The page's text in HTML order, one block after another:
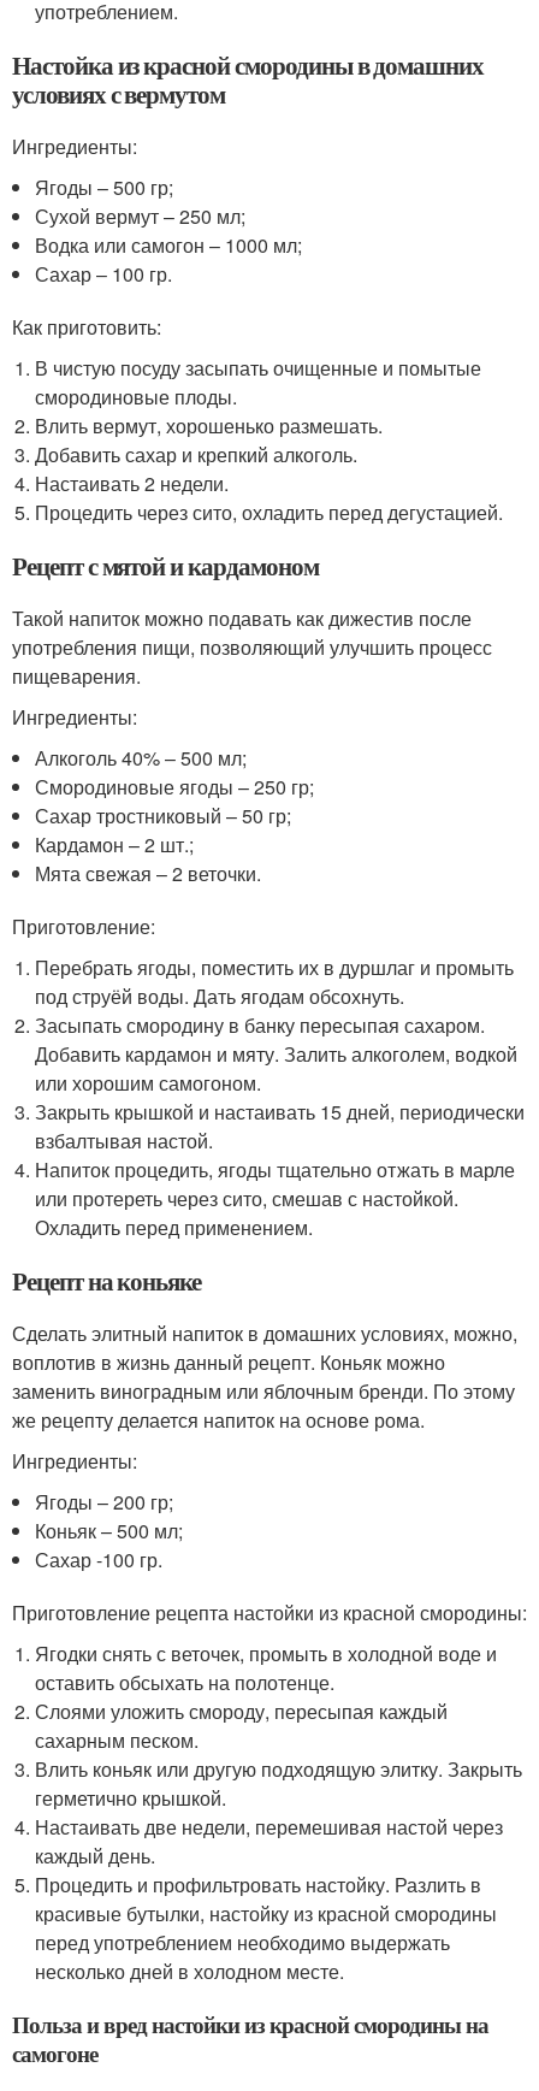
употреблением.
Настойка из красной смородины в домашних
условиях с вермутом
Ингредиенты:
Ягоды – 500 гр;
Сухой вермут – 250 мл;
Водка или самогон – 1000 мл;
Сахар – 100 гр.
Как приготовить:
В чистую посуду засыпать очищенные и помытые
смородиновые плоды.
Влить вермут, хорошенько размешать.
Добавить сахар и крепкий алкоголь.
Настаивать 2 недели.
Процедить через сито, охладить перед дегустацией.
Рецепт с мятой и кардамоном
Такой напиток можно подавать как дижестив после
употребления пищи, позволяющий улучшить процесс
пищеварения.
Ингредиенты:
Алкоголь 40% – 500 мл;
Смородиновые ягоды – 250 гр;
Сахар тростниковый – 50 гр;
Кардамон – 2 шт.;
Мята свежая – 2 веточки.
Приготовление:
Перебрать ягоды, поместить их в дуршлаг и промыть
под струёй воды. Дать ягодам обсохнуть.
Засыпать смородину в банку пересыпая сахаром.
Добавить кардамон и мяту. Залить алкоголем, водкой
или хорошим самогоном.
Закрыть крышкой и настаивать 15 дней, периодически
взбалтывая настой.
Напиток процедить, ягоды тщательно отжать в марле
или протереть через сито, смешав с настойкой.
Охладить перед применением.
Рецепт на коньяке
Сделать элитный напиток в домашних условиях, можно,
воплотив в жизнь данный рецепт. Коньяк можно
заменить виноградным или яблочным бренди. По этому
же рецепту делается напиток на основе рома.
Ингредиенты:
Ягоды – 200 гр;
Коньяк – 500 мл;
Сахар -100 гр.
Приготовление рецепта настойки из красной смородины:
Ягодки снять с веточек, промыть в холодной воде и
оставить обсыхать на полотенце.
Слоями уложить смороду, пересыпая каждый
сахарным песком.
Влить коньяк или другую подходящую элитку. Закрыть
герметично крышкой.
Настаивать две недели, перемешивая настой через
каждый день.
Процедить и профильтровать настойку. Разлить в
красивые бутылки, настойку из красной смородины
перед употреблением необходимо выдержать
несколько дней в холодном месте.
Польза и вред настойки из красной смородины на
самогоне